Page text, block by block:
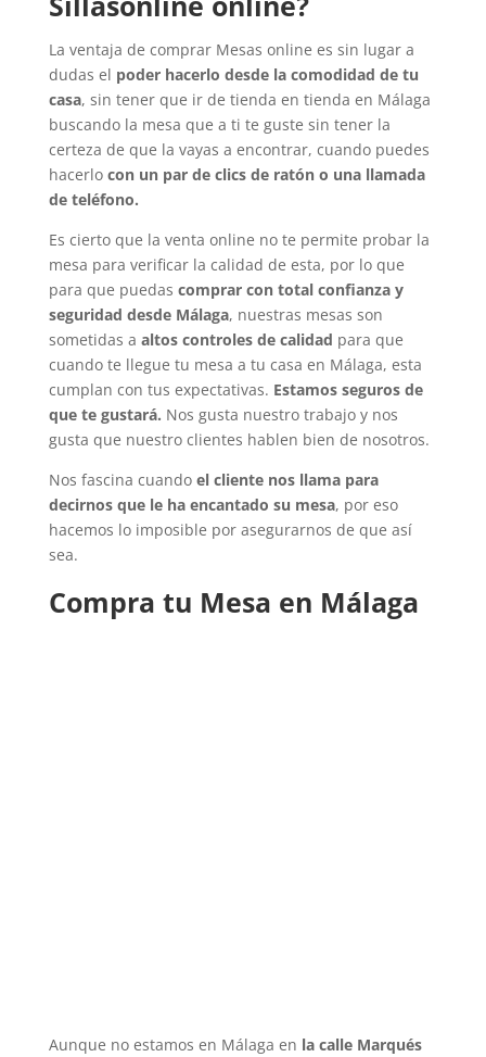
La ventaja de comprar Mesas online es sin lugar a
dudas el poder hacerlo desde la comodidad de tu
casa, sin tener que ir de tienda en tienda en Málaga
buscando la mesa que a ti te guste sin tener la
certeza de que la vayas a encontrar, cuando puedes
hacerlo con un par de clics de ratón o una llamada
de teléfono.
Es cierto que la venta online no te permite probar la
mesa para verificar la calidad de esta, por lo que
para que puedas comprar con total confianza y
seguridad desde Málaga, nuestras mesas son
sometidas a altos controles de calidad para que
cuando te llegue tu mesa a tu casa en Málaga, esta
cumplan con tus expectativas. Estamos seguros de
que te gustará. Nos gusta nuestro trabajo y nos
gusta que nuestro clientes hablen bien de nosotros.
Nos fascina cuando el cliente nos llama para
decirnos que le ha encantado su mesa, por eso
hacemos lo imposible por asegurarnos de que así
sea.
Compra tu Mesa en Málaga
Aunque no estamos en Málaga en la calle Marqués